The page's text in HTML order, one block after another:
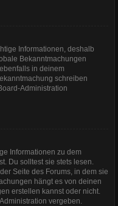
Informationen, deshalb
Bekanntmachungen
in deinem
schreiben
Administration
Informationen zu dem
Du solltest sie stets lesen.
Seite des Forums, in dem sie
hängt es von deinen
erstellen kannst oder nicht.
vergeben.